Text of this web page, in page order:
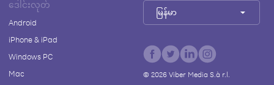
ဒေါင်းလုတ်
Android
iPhone & iPad
Windows PC
Mac
မြန်မာ
© 2026Viber Media S.à r.l.